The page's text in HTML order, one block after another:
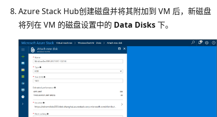
Azure Stack Hub创建磁盘并将其附加到 VM 后，新磁盘
将列在 VM 的磁盘设置中的 Data Disks下。